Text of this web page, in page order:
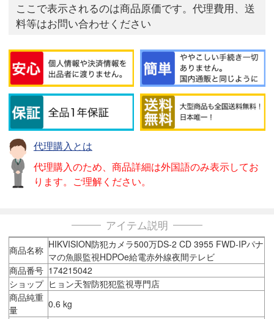
ここで表示されるのは商品原価です。代理費用、送
料等はお問い合わせください
代理購入とは
代理購入のため、商品詳細は外国語のみ表示してお
ります。ご理解ください。
アイテム説明
商品名称 HIKVISION防犯カメラ500万DS-2 CD 3955 FWD-IPパナ
マの魚眼監視HDPOe給電赤外線夜間テレビ
商品番号 174215042
ショップ ヒョン天智防犯犯監視専門店
商品純重
量
0.6 kg